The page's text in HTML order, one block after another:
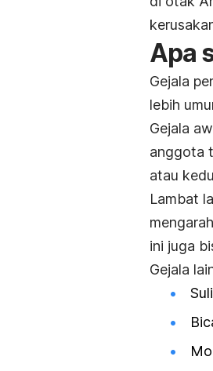
Apa
Gejala
lebih
Gejala
anggota
atau
Lambat
ini juga
Gejala